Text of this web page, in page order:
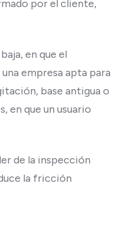
por el cliente,
en que el
empresa apta para
base antigua o
en que un usuario
de la inspección
la fricción